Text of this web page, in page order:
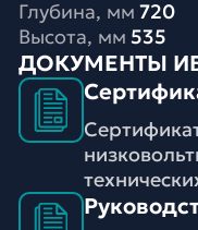
Глубина, мм 720
Высота, мм 535
ДОКУМЕНТЫ ИБП